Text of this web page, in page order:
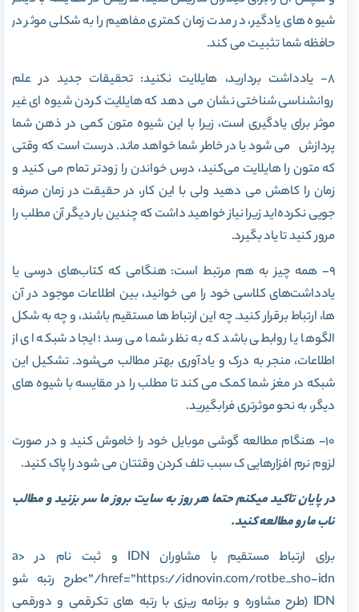
شیوه های یادگیر، در مدت زمان کمتری مفاهیم را به شکلی موثر در
حافظه شما تثبیت می کند.
۸- یادداشت ‌بردارید، هایلایت نکنید: تحقیقات جدید در علم
روانشناسی شناختی نشان می دهد که هایلایت کردن شیوه ای غیر
موثر برای یادگیری است، زیرا با این شیوه متون کمی در ذهن شما
پردازش می شود یا در خاطر شما خواهد ماند. درست است که وقتی
که متون را هایلایت می‌کنید، درس خواندن را زودتر تمام می کنید و
زمان را کاهش می دهید ولی با این کار، در حقیقت در زمان صرفه
جویی نکرده‌اید زیرا نیاز خواهید داشت که چندین بار دیگر آن مطلب را
مرور کنید تا یاد بگیرد.
۹- همه چیز به هم مرتبط است: هنگامی که کتاب‌های درسی یا
یادداشت‌های کلاسی خود را می خوانید، بین اطلاعات موجود در آن
ها، ارتباط برقرار کنید. چه این ارتباط ها مستقیم باشند، و چه به شکل
الگوها یا روابطی باشد که به نظر شما می رسد؛ ایجاد شبکه ای از
اطلاعات، منجر به درک و یادآوری بهتر مطالب می‌شود. تشکیل این
شبکه در مغز شما کمک می کند تا مطلب را در مقایسه با شیوه های
دیگر، به نحو موثرتری فرابگیرید.
۱۰- هنگام مطالعه گوشی موبایل خود را خاموش کنید و در صورت
لزوم نرم افزارهایی ک سبب تلف کردن وقتتان می شود را پاک کنید.
در پایان تاکید میکنم حتما هر روز به سایت بروز ما سر بزنید و مطالب
ناب ما رو مطالعه کنید.
برای ارتباط مستقیم با مشاوران IDN و ثبت نام در <a
href=”https://idnovin.com/rotbe_sho-idn/”>طرح رتبه شو
IDN (طرح مشاوره و برنامه ریزی با رتبه های تکرقمی و دورقمی